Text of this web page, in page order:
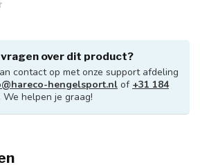
vragen over dit product?
contact op met onze support afdeling
hengelsport.nl of +31 184
. We helpen je graag!